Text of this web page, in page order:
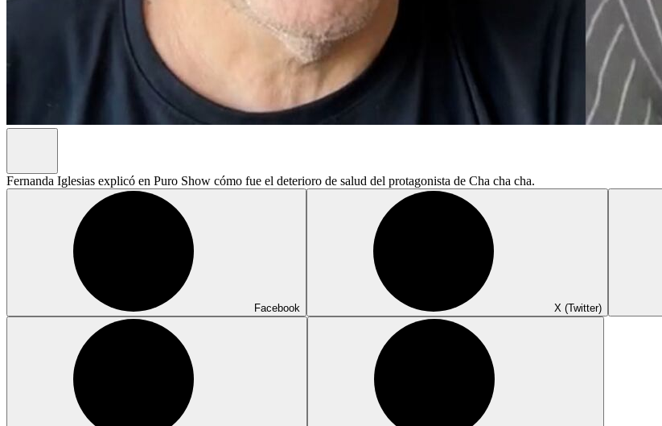
Fernanda Iglesias explicó en Puro Show cómo fue el deterioro de salud del protagonista de Cha cha cha.
Facebook X (Twitter)